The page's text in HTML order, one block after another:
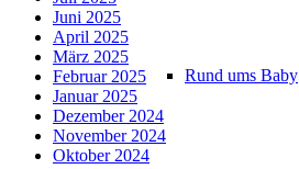
Rund ums Baby
Juni 2025
April 2025
März 2025
Februar 2025
Januar 2025
Dezember 2024
November 2024
Oktober 2024